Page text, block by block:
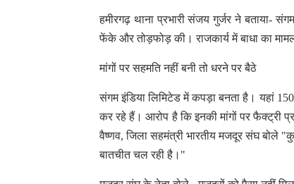
हमीरगढ़ थाना प्रभारी संजय गुर्जर ने बताया-
फेंके और तोड़फोड़ की। राजकार्य में बाधा का
मांगों पर सहमति नहीं बनी तो धरने पर बैठे
संगम इंडिया लिमिटेड में कपड़ा बनता है। यहां
कर रहे हैं। आरोप है कि इनकी मांगों पर फैक्ट्री
वैष्णव, जिला सहमंत्री भारतीय मजदूर संघ बोले
बातचीत चल रही है।"